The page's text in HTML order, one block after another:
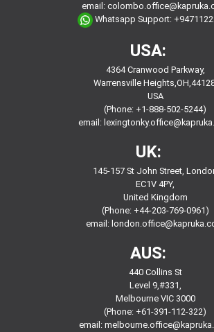
email:
Whatsapp Support:
USA:
4364 Cranwood Parkway,
Warrensville
USA
(Phone: +1-888-502-5244)
email:
UK:
145-157 St John Street,
EC1V 4PY,
United Kingdom
(Phone: +44-203-769-0961)
email:
AUS:
440 Collins St
Level 9,#331,
Melbourne VIC 3000
(Phone: +61-391-112-322)
email: